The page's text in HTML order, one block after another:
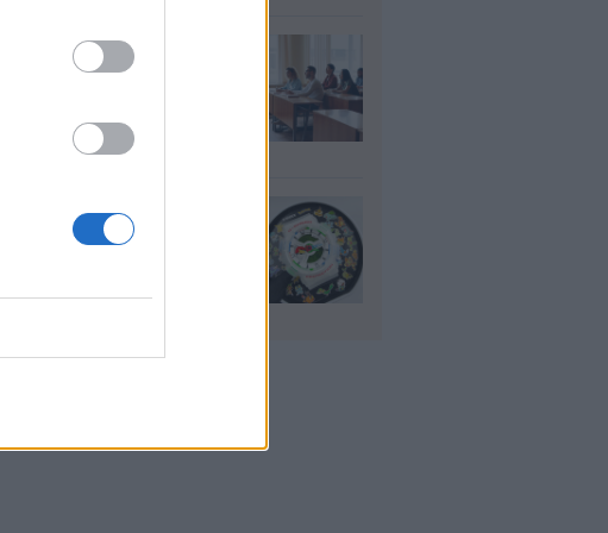
Εκπαιδευτικοί: Αύριο
(5/8) ξεκινούν οι
μόνιμους διορισμούς
04 Αυγ 2026
Casio: Το νέο G-
SHOCK Pokémon για